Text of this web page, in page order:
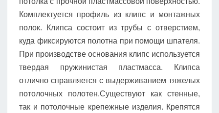
Комплектуется профиль из клипс и монтажных
полок. Клипса состоит из трубы с отверстием,
куда фиксируются полотна при помощи шпателя.
При производстве основания клипс используется
твердая пружинистая пластмасса. Клипса
отлично справляется с выдерживанием тяжелых
потолочных полотен.Существуют как стенные,
так и потолочные крепежные изделия. Крепятся